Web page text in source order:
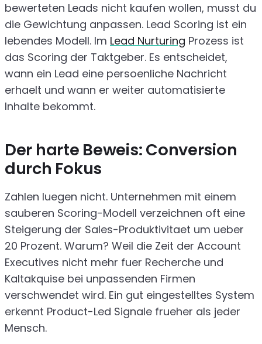
bewerteten Leads nicht kaufen wollen, musst du
die Gewichtung anpassen. Lead Scoring ist ein
lebendes Modell. Im Lead Nurturing Prozess ist
das Scoring der Taktgeber. Es entscheidet,
wann ein Lead eine persoenliche Nachricht
erhaelt und wann er weiter automatisierte
Inhalte bekommt.
Der harte Beweis: Conversion
durch Fokus
Zahlen luegen nicht. Unternehmen mit einem
sauberen Scoring-Modell verzeichnen oft eine
Steigerung der Sales-Produktivitaet um ueber
20 Prozent. Warum? Weil die Zeit der Account
Executives nicht mehr fuer Recherche und
Kaltakquise bei unpassenden Firmen
verschwendet wird. Ein gut eingestelltes System
erkennt Product-Led Signale frueher als jeder
Mensch.